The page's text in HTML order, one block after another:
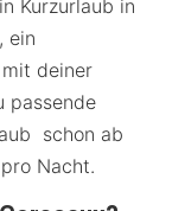
Kurzurlaub in
ein
deiner
passende
schon ab
Nacht.